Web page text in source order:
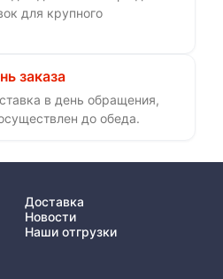
для крупного
заказа
в день обращения,
до обеда.
Доставка
Новости
Наши отгрузки